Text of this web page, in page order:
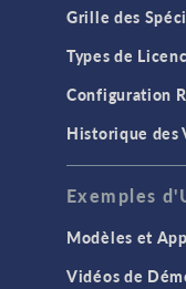
Grille des
Types de
Configuration
Historique des
Exemples
Modèles et
Vidéos de